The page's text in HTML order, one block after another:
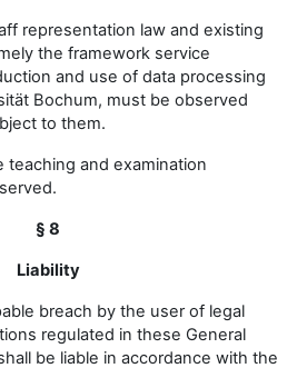
representation law and existing
the framework service
and use of data processing
Bochum, must be observed
to them.
teaching and examination
§ 8
Liability
breach by the user of legal
regulated in these General
be liable in accordance with the